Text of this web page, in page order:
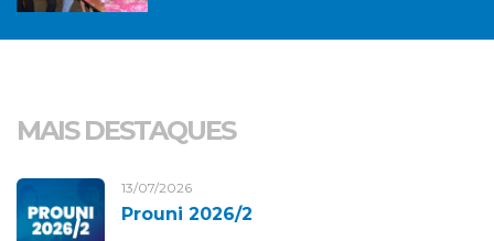
MAIS DESTAQUES
13/07/2026
Prouni 2026/2